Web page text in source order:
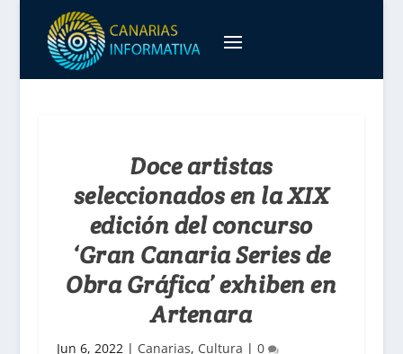
Doce artistas
seleccionados en la XIX
edición del concurso
‘Gran Canaria Series de
Obra Gráfica’ exhiben en
Artenara
Jun 6, 2022| Canarias, Cultura | 0